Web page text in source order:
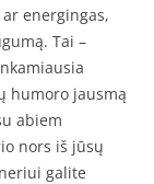
energingas,
Tai –
humoro jausmą
abiem
nors iš jūsų
galite